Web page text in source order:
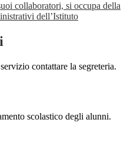
collaboratori, si occupa della
dell’Istituto
contattare la segreteria.
scolastico degli alunni.